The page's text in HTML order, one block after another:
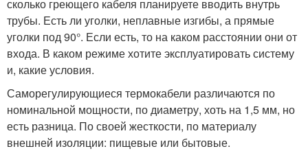
сколько греющего кабеля планируете вводить внутрь
трубы. Есть ли уголки, неплавные изгибы, а прямые
уголки под 90°. Если есть, то на каком расстоянии они от
входа. В каком режиме хотите эксплуатировать систему
и, какие условия.
Саморегулирующиеся термокабели различаются по
номинальной мощности, по диаметру, хоть на 1,5 мм, но
есть разница. По своей жесткости, по материалу
внешней изоляции: пищевые или бытовые.